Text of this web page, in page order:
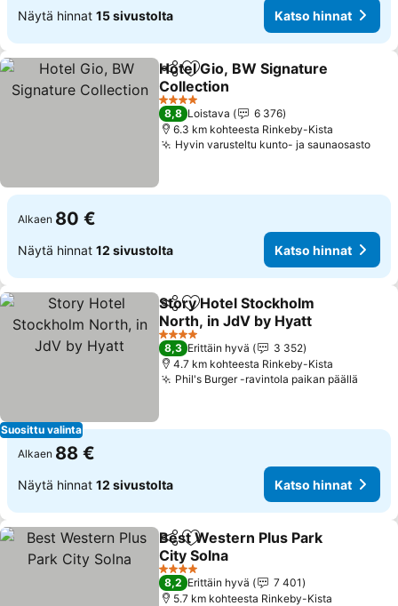
Näytä hinnat 15 sivustolta Katso hinnat
Jaa Lisää suosikkeihin
Hotel Gio, BW Signature
Collection
4 Tähtiluokitus
8,8 Loistava
6 376
6.3 km kohteesta Rinkeby-Kista
Hyvin varusteltu kunto- ja saunaosasto
Alkaen 80 €
Näytä hinnat 12 sivustolta Katso hinnat
Suosittu valinta
Jaa Lisää suosikkeihin
Story Hotel Stockholm
North, in JdV by Hyatt
4 Tähtiluokitus
8,3 Erittäin hyvä
3 352
4.7 km kohteesta Rinkeby-Kista
Phil's Burger -ravintola paikan päällä
Alkaen 88 €
Näytä hinnat 12 sivustolta Katso hinnat
Jaa Lisää suosikkeihin
Best Western Plus Park
City Solna
4 Tähtiluokitus
8,2 Erittäin hyvä
7 401
5.7 km kohteesta Rinkeby-Kista